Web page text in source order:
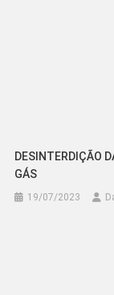
DESINTERDIÇÃO
GÁS
19/07/2023